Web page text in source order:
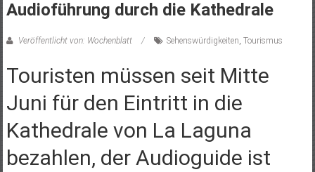
Audioführung durch die Kathedrale
Veröffentlicht von: Wochenblatt Sehenswürdigkeiten, Tourismus
Touristen müssen seit Mitte
Juni für den Eintritt in die
Kathedrale von La Laguna
bezahlen, der Audioguide ist